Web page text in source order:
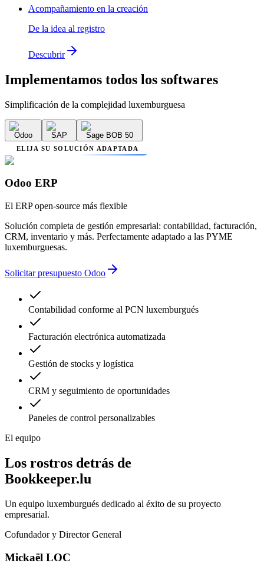
Acompañamiento en la creación
De la idea al registro
Descubrir
Implementamos todos los softwares
Simplificación de la complejidad luxemburguesa
Odoo SAP Sage BOB 50
ELIJA SU SOLUCIÓN ADAPTADA
Odoo ERP
El ERP open-source más flexible
Solución completa de gestión empresarial: contabilidad, facturación,
CRM, inventario y más. Perfectamente adaptado a las PYME
luxemburguesas.
Solicitar presupuesto Odoo
Contabilidad conforme al PCN luxemburgués
Facturación electrónica automatizada
Gestión de stocks y logística
CRM y seguimiento de oportunidades
Paneles de control personalizables
El equipo
Los rostros detrás de
Bookkeeper.lu
Un equipo luxemburgués dedicado al éxito de su proyecto
empresarial.
Cofundador y Director General
Mickaël LOC